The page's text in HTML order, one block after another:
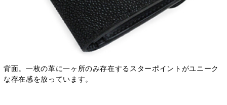
背面。一枚の革に一ヶ所のみ存在するスターポイントがユニーク
な存在感を放っています。